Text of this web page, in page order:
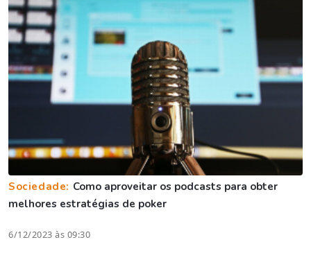
Sociedade: Como aproveitar os podcasts para obter
melhores estratégias de poker
6/12/2023 às 09:30